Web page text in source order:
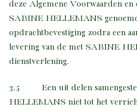
deze Algemene Voorwaarden
SABINE HELLEMANS
opdrachtbevestiging zodra een
levering van de met SABINE
dienstverlening.
3.5 Een uit delen
HELLEMANS niet tot het